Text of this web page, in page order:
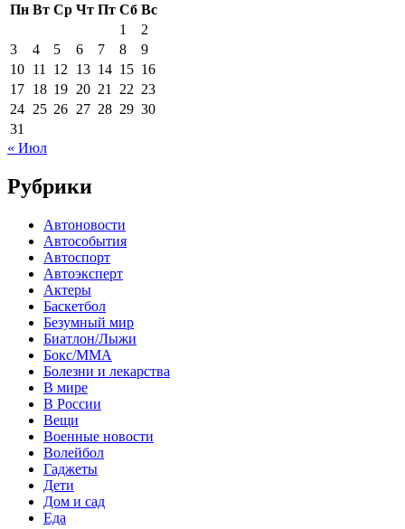
Пн Вт Ср Чт Пт Сб Вс
1
2
3
4 5 6 7 8
9
10 11 12 13 14 15 16
17 18 19 20 21 22 23
24 25 26 27 28 29 30
31
« Июл
Рубрики
Автоновости
Автособытия
Автоспорт
Автоэксперт
Актеры
Баскетбол
Безумный мир
Биатлон/Лыжи
Бокс/MMA
Болезни и лекарства
В мире
В России
Вещи
Военные новости
Волейбол
Гаджеты
Дети
Дом и сад
Еда